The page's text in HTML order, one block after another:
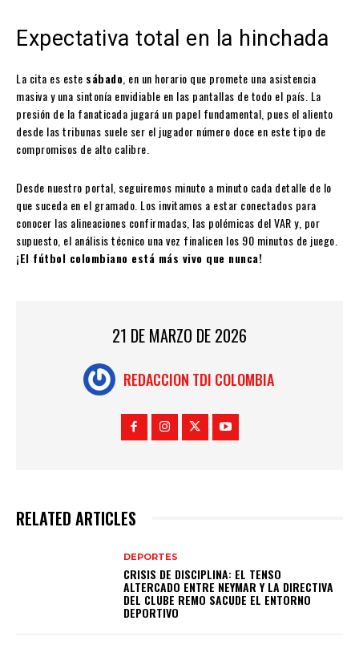
Expectativa total en la hinchada
La cita es este sábado , en un horario que promete una asistencia
masiva y una sintonía envidiable en las pantallas de todo el país. La
presión de la fanaticada jugará un papel fundamental, pues el aliento
desde las tribunas suele ser el jugador número doce en este tipo de
compromisos de alto calibre.
Desde nuestro portal, seguiremos minuto a minuto cada detalle de lo
que suceda en el gramado. Los invitamos a estar conectados para
conocer las alineaciones confirmadas, las polémicas del VAR y, por
supuesto, el análisis técnico una vez finalicen los 90 minutos de juego.
¡El fútbol colombiano está más vivo que nunca!
21 DE MARZO DE 2026
REDACCION TDI COLOMBIA
RELATED ARTICLES
DEPORTES
CRISIS DE DISCIPLINA: EL TENSO
ALTERCADO ENTRE NEYMAR Y LA DIRECTIVA
DEL CLUBE REMO SACUDE EL ENTORNO
DEPORTIVO